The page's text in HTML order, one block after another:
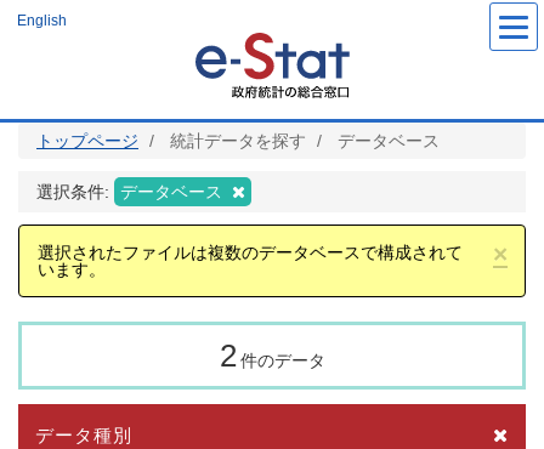
ツ
English
トップページ 統計データを探す データベース
選択条件: データベース
×
選択されたファイルは複数のデータベースで構成されて
います。
2 件のデータ
データ種別